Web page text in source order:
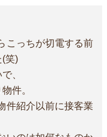
こっちが切電する前
(笑)
、
件。
件紹介以前に接客業